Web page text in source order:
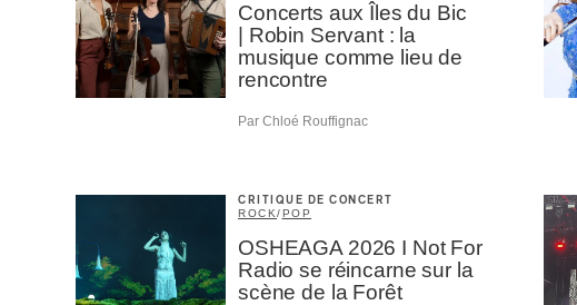
Concerts aux Îles du Bic
| Robin Servant : la
musique comme lieu de
rencontre
Par Chloé Rouffignac
CRITIQUE DE CONCERT
ROCK/POP
OSHEAGA 2026 I Not For
Radio se réincarne sur la
scène de la Forêt